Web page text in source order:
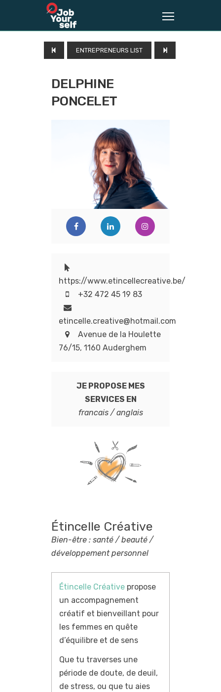
ENTREPRENEURS LIST
DELPHINE
PONCELET
https://www.etincellecreative.be/
+32 472 45 19 83
etincelle.creative@hotmail.com
Avenue de la Houlette
76/15, 1160 Auderghem
JE PROPOSE MES
SERVICES EN
francais / anglais
Étincelle Créative
Bien-être : santé / beauté /
développement personnel
Étincelle Créative propose
un accompagnement
créatif et bienveillant pour
les femmes en quête
d’équilibre et de sens
Que tu traverses une
période de doute, de deuil,
de stress, ou que tu aies